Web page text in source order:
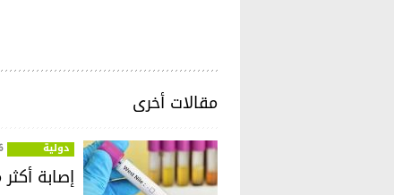
مقالات أخرى
دولية
إصابة أكثر من 240 شخصا في أوروبا بفيروس